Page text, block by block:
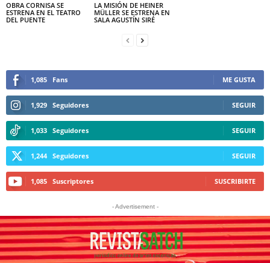
OBRA CORNISA SE
ESTRENA EN EL TEATRO
DEL PUENTE
LA MISIÓN DE HEINER
MÜLLER SE ESTRENA EN
SALA AGUSTÍN SIRÉ
1,085 Fans ME GUSTA
1,929 Seguidores SEGUIR
1,033 Seguidores SEGUIR
1,244 Seguidores SEGUIR
1,085 Suscriptores SUSCRIBIRTE
- Advertisement -